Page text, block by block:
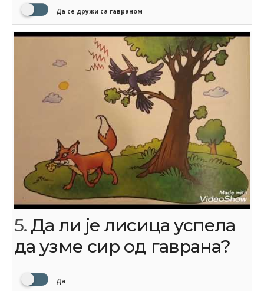
Да се дружи са гавраном
5. Да ли је лисица успела
да узме сир од гаврана?
Да